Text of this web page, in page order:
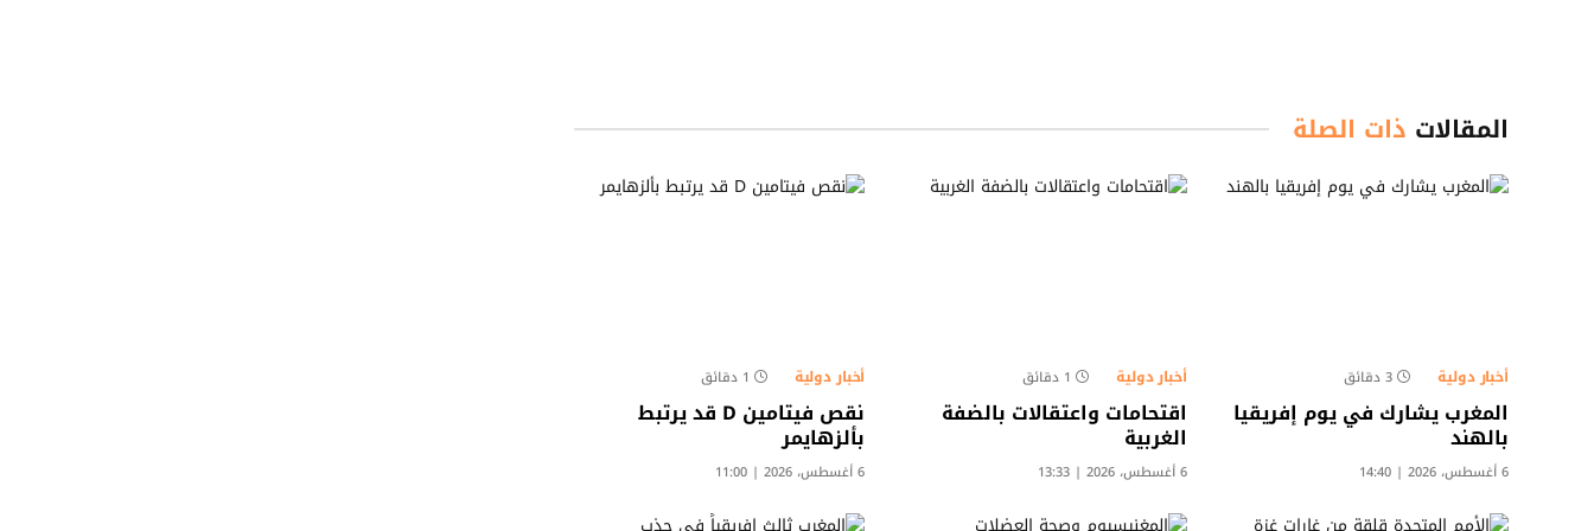
المقالات ذات الصلة
أخبار دولية 3 دقائق
المغرب يشارك في يوم إفريقيا
بالهند
6 أغسطس، 2026 | 14:40
أخبار دولية 1 دقائق
اقتحامات واعتقالات بالضفة
الغربية
6 أغسطس، 2026 | 13:33
أخبار دولية 1 دقائق
نقص فيتامين D قد يرتبط
بألزهايمر
6 أغسطس، 2026 | 11:00